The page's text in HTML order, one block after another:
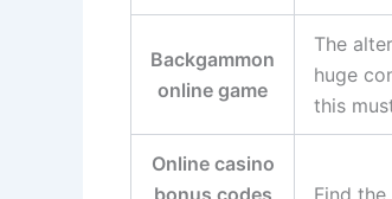
Backgammon
online game
The
huge
this
Online casino